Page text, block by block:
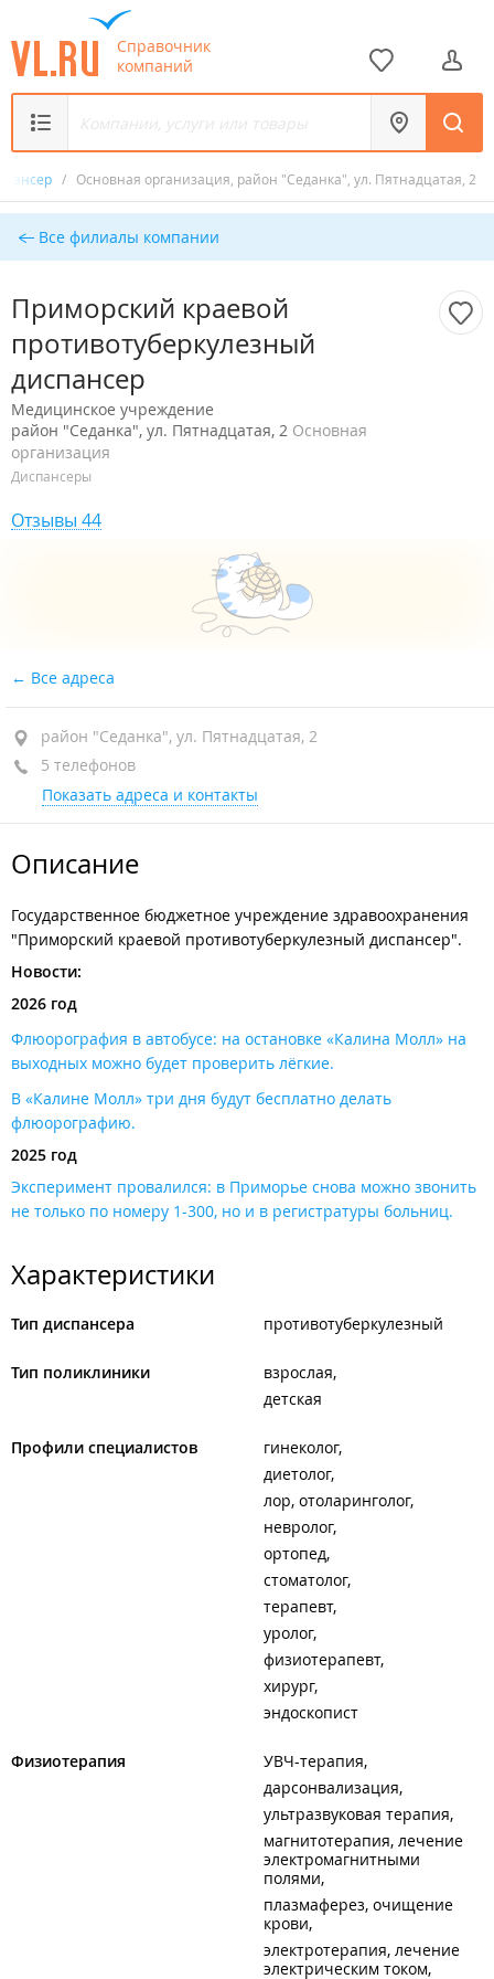
Справочник
компаний
/ Основная организация, район "Седанка", ул. Пятнадцатая, 2
Все филиалы компании
Приморский краевой
противотуберкулезный
диспансер
Медицинское учреждение
район "Седанка", ул. Пятнадцатая, 2 Основная
организация
Диспансеры
Отзывы 44
Все адреса
район "Седанка", ул. Пятнадцатая, 2
5 телефонов
Показать адреса и контакты
Описание
Государственное бюджетное учреждение здравоохранения
"Приморский краевой противотуберкулезный диспансер".
Новости:
2026 год
Флюорография в автобусе: на остановке «Калина Молл» на
выходных можно будет проверить лёгкие​.
В «Калине Молл» три дня будут бесплатно делать
флюорографию.
2025 год
Эксперимент провалился: в Приморье снова можно звонить
не только по номеру 1-300, но и в регистратуры больниц.
Характеристики
Тип диспансера противотуберкулезный
Тип поликлиники
взрослая
детская
Профили специалистов
гинеколог
диетолог
лор, отоларинголог
невролог
ортопед
стоматолог
терапевт
уролог
физиотерапевт
хирург
эндоскопист
Физиотерапия
УВЧ-терапия
дарсонвализация
ультразвуковая терапия
магнитотерапия, лечение
электромагнитными
полями
плазмаферез, очищение
крови
электротерапия, лечение
электрическим током